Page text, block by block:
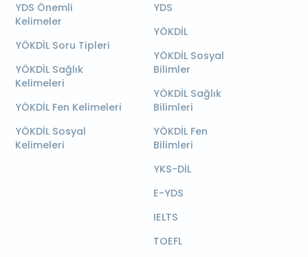
YDS Önemli
Kelimeler
YÖKDİL Soru Tipleri
YÖKDİL Sağlık
Kelimeleri
YÖKDİL Fen Kelimeleri
YÖKDİL Sosyal
Kelimeleri
YDS
YÖKDİL
YÖKDİL Sosyal
Bilimler
YÖKDİL Sağlık
Bilimleri
YÖKDİL Fen
Bilimleri
YKS-DİL
E-YDS
IELTS
TOEFL